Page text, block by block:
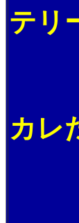
テリ
し
カレ
幸